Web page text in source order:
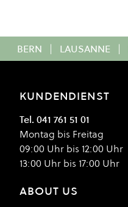
BERN | LAUSANNE |
KUNDENDIENST
Tel. 041 761 51 01
Montag bis Freitag
09:00 Uhr bis 12:00 Uhr
13:00 Uhr bis 17:00 Uhr
ABOUT US